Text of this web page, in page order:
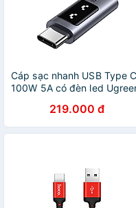
Cáp sạc nhanh USB Type C
100W 5A có đèn led
chính hãng219.000 đ